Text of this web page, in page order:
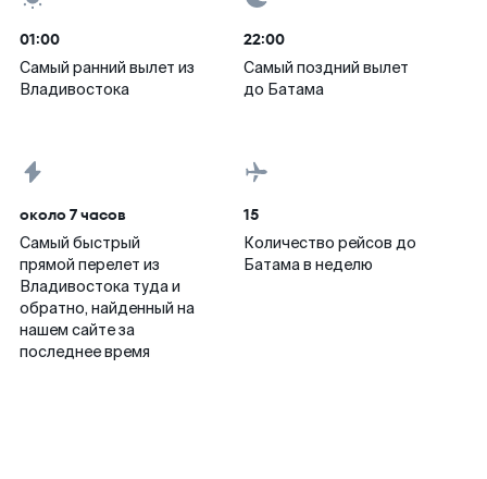
01:00
Самый ранний вылет из
Владивостока
22:00
Самый поздний вылет
до Батама
около 7 часов
Самый быстрый
прямой перелет из
Владивостока туда и
обратно, найденный на
нашем сайте за
последнее время
15
Количество рейсов до
Батама в неделю